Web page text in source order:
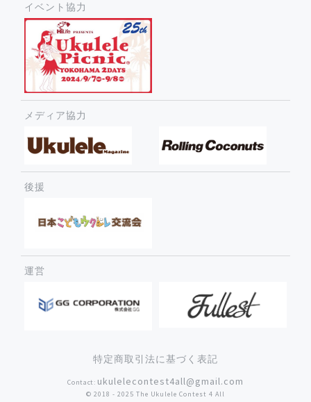
イベント協力
メディア協力
後援
運営
特定商取引法に基づく表記
Contact: ukulelecontest4all@gmail.com
©︎ 2018 - 2025 The Ukulele Contest 4 All